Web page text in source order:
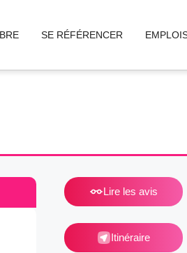
SE RÉFÉRENCER
Lire les avis
Itinéraire